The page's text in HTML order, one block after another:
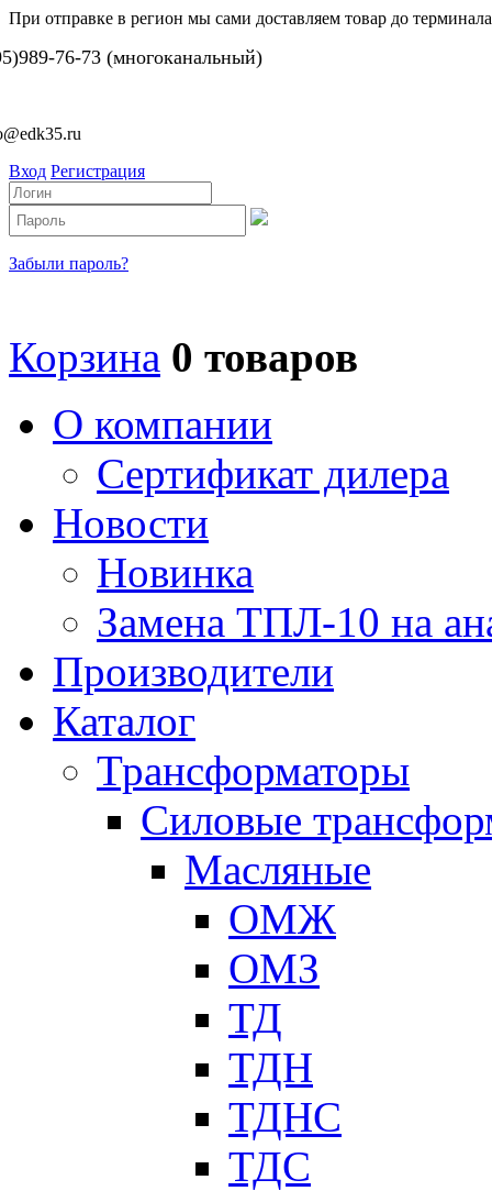
При отправке в регион мы сами доставляем товар до
76-73 (многоканальный)
Вход Регистрация
Забыли пароль?
Корзина 0 товаров
О компании
Сертификат дилера
Новости
Новинка
Замена ТПЛ-10 на
Производители
Каталог
Трансформаторы
Cиловые
Масляные
ОМЖ
ОМЗ
ТД
ТДН
ТДНС
ТДС